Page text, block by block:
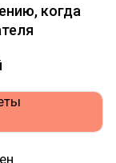
когда